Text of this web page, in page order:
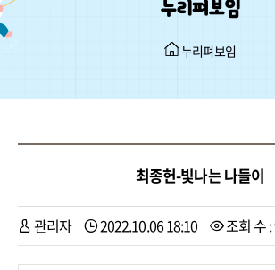
누리펴보임
누리펴보임
최종헌-빛나는 나들이
관리자 2022.10.06 18:10 조회 수